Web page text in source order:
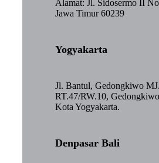
Alamat: Jl. Sidosermo II
Jawa Timur 60239
Yogyakarta
Jl. Bantul, Gedongkiwo
RT.47/RW.10,
Kota Yogyakarta.
Denpasar Bali